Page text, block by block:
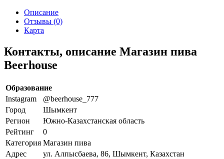
Описание
Отзывы (0)
Карта
Контакты, описание Магазин пива
Beerhouse
Образование
Instagram
@beerhouse_777
Город
Шымкент
Регион
Южно-Казахстанская область
Рейтинг
0
Категория Магазин пива
Адрес
ул. Алпысбаева, 86, Шымкент, Казахстан